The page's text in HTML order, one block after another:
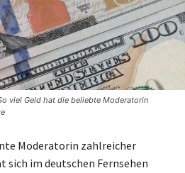
viel Geld hat die beliebte Moderatorin
Moderatorin zahlreicher
sich im deutschen Fernsehen